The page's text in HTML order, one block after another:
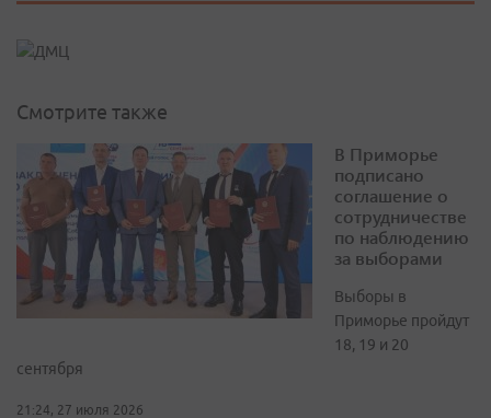
Смотрите также
В Приморье
подписано
соглашение о
сотрудничестве
по наблюдению
за выборами
Выборы в
Приморье пройдут
18, 19 и 20
сентября
21:24, 27 июля 2026